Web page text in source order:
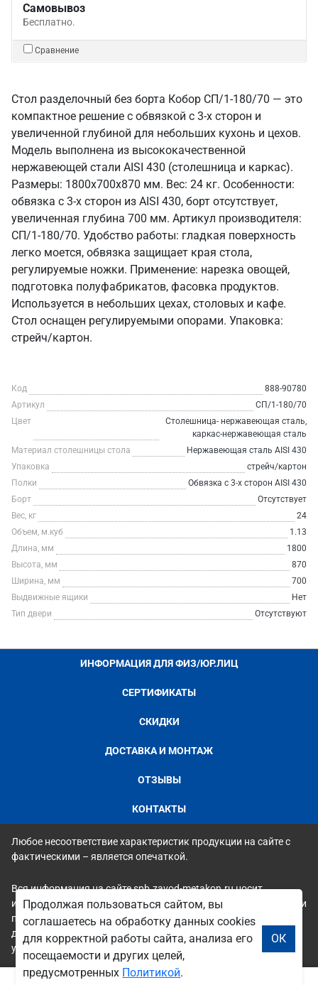
Самовывоз
Бесплатно.
Сравнение
Стол разделочный без борта Кобор СП/1-180/70 — это
компактное решение с обвязкой с 3-х сторон и
увеличенной глубиной для небольших кухонь и цехов.
Модель выполнена из высококачественной
нержавеющей стали AISI 430 (столешница и каркас).
Размеры: 1800x700x870 мм. Вес: 24 кг. Особенности:
обвязка с 3-х сторон из AISI 430, борт отсутствует,
увеличенная глубина 700 мм. Артикул производителя:
СП/1-180/70. Удобство работы: гладкая поверхность
легко моется, обвязка защищает края стола,
регулируемые ножки. Применение: нарезка овощей,
подготовка полуфабрикатов, фасовка продуктов.
Используется в небольших цехах, столовых и кафе.
Стол оснащен регулируемыми опорами. Упаковка:
стрейч/картон.
Код
888-90780
Артикул
СП/1-180/70
Цвет
Столешница- нержавеющая сталь,
каркас-нержавеющая сталь
Материал столешницы стола
Нержавеющая сталь AISI 430
Упаковка
стрейч/картон
Полки
Обвязка с 3-х сторон AISI 430
Борт
Отсутствует
Вес, кг
24
Объем, м.куб
1.13
Длина, мм
1800
Высота, мм
870
Ширина, мм
700
Выдвижные ящики
Нет
Тип двери
Отсутствуют
ИНФОРМАЦИЯ ДЛЯ ФИЗ/ЮР.ЛИЦ
СЕРТИФИКАТЫ
СКИДКИ
ДОСТАВКА И МОНТАЖ
ОТЗЫВЫ
КОНТАКТЫ
Любое несоответствие характеристик продукции на сайте с
фактическими – является опечаткой.
Вся информация на сайте spb.zavod-metakon.ru носит
исключительно ознакомительный и справочный характер и ни
при каких условиях не является публичной офертой. Всю
дополнительную информацию можно узнать по телефонам
указанным на сайте.
Продолжая пользоваться сайтом, вы
соглашаетесь на обработку данных cookies
для корректной работы сайта, анализа его
посещаемости и других целей,
предусмотренных Политикой.
ОК